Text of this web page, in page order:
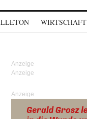
WIRTSCHAFT
Anzeige